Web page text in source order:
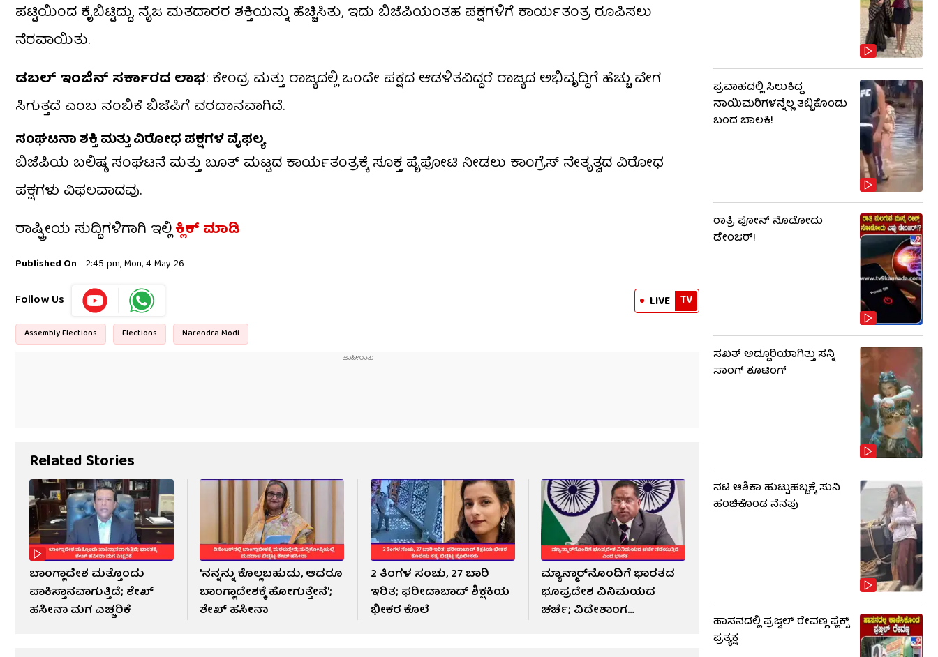
ಪಟ್ಟಿಯಿಂದ ಕೈಬಿಟ್ಟಿದ್ದು, ನೈಜ ಮತದಾರರ ಶಕ್ತಿಯನ್ನು ಹೆಚ್ಚಿಸಿತು, ಇದು ಬಿಜೆಪಿಯಂತಹ ಪಕ್ಷಗಳಿಗೆ ಕಾರ್ಯತಂತ್ರ ರೂಪಿಸಲು
ನೆರವಾಯಿತು.
ಡಬಲ್ ಇಂಜಿನ್ ಸರ್ಕಾರದ ಲಾಭ: ಕೇಂದ್ರ ಮತ್ತು ರಾಜ್ಯದಲ್ಲಿ ಒಂದೇ ಪಕ್ಷದ ಆಡಳಿತವಿದ್ದರೆ ರಾಜ್ಯದ ಅಭಿವೃದ್ಧಿಗೆ ಹೆಚ್ಚು ವೇಗ
ಸಿಗುತ್ತದೆ ಎಂಬ ನಂಬಿಕೆ ಬಿಜೆಪಿಗೆ ವರದಾನವಾಗಿದೆ.
ಸಂಘಟನಾ ಶಕ್ತಿ ಮತ್ತು ವಿರೋಧ ಪಕ್ಷಗಳ ವೈಫಲ್ಯ
ಬಿಜೆಪಿಯ ಬಲಿಷ್ಠ ಸಂಘಟನೆ ಮತ್ತು ಬೂತ್ ಮಟ್ಟದ ಕಾರ್ಯತಂತ್ರಕ್ಕೆ ಸೂಕ್ತ ಪೈಪೋಟಿ ನೀಡಲು ಕಾಂಗ್ರೆಸ್ ನೇತೃತ್ವದ ವಿರೋಧ
ಪಕ್ಷಗಳು ವಿಫಲವಾದವು.
ರಾಷ್ಟ್ರೀಯ ಸುದ್ದಿಗಳಿಗಾಗಿ ಇಲ್ಲಿಕ್ಲಿಕ್ ಮಾಡಿ
Published On - 2:45 pm, Mon, 4 May 26
Follow Us LIVE TV
Assembly Elections Elections Narendra Modi
Related Stories
ಬಾಂಗ್ಲಾದೇಶ ಮತ್ತೊಂದು
ಪಾಕಿಸ್ತಾನವಾಗುತ್ತಿದೆ; ಶೇಖ್
ಹಸೀನಾ ಮಗ ಎಚ್ಚರಿಕೆ
'ನನ್ನನ್ನು ಕೊಲ್ಲಬಹುದು, ಆದರೂ
ಬಾಂಗ್ಲಾದೇಶಕ್ಕೆ ಹೋಗುತ್ತೇನೆ';
ಶೇಖ್ ಹಸೀನಾ
2 ತಿಂಗಳ ಸಂಚು, 27 ಬಾರಿ
ಇರಿತ; ಫರೀದಾಬಾದ್ ಶಿಕ್ಷಕಿಯ
ಭೀಕರ ಕೊಲೆ
ಮ್ಯಾನ್ಮಾರ್‌ನೊಂದಿಗೆ ಭಾರತದ
ಭೂಪ್ರದೇಶ ವಿನಿಮಯದ
ಚರ್ಚೆ; ವಿದೇಶಾಂಗ
ಪ್ರವಾಹದಲ್ಲಿ ಸಿಲುಕಿದ್ದ
ನಾಯಿಮರಿಗಳನ್ನೆಲ್ಲ ತಬ್ಬಿಕೊಂಡು
ಬಂದ ಬಾಲಕಿ!
ರಾತ್ರಿ ಫೋನ್​​ ನೊಡೋದು
ಡೇಂಜರ್!
ಸಖತ್ ಅದ್ದೂರಿಯಾಗಿತ್ತು ಸನ್ನಿ
ಸಾಂಗ್ ಶೂಟಿಂಗ್
ನಟಿ ಆಶಿಕಾ ಹುಟ್ಟುಹಬ್ಬಕ್ಕೆ ಸುನಿ
ಹಂಚಿಕೊಂಡ ನೆನಪು
ಹಾಸನದಲ್ಲಿ ಪ್ರಜ್ವಲ್ ರೇವಣ್ಣ ಫ್ಲೆಕ್ಸ್
ಪ್ರತ್ಯಕ್ಷ